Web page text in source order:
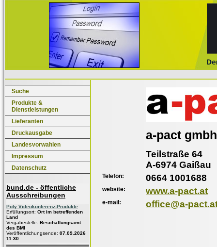
Suche
Produkte &
Dienstleistungen
Lieferanten
Druckausgabe
Landesvorwahlen
Impressum
Datenschutz
bund.de - öffentliche
Ausschreibungen
Poly Videokonferenz-Produkte
Erfüllungsort: Ort im betreffenden
Land
Vergabestelle: Beschaffungsamt
des BMI
Veröffentlichungsende: 07.09.2026
11:30
a-pact gmbh
Teilstraße 64
A-6974 Gaißau
Telefon: 0664 1001688
website: www.a-pact.at
e-mail: office@a-